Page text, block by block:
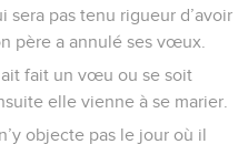
sera pas tenu rigueur d’avoir
père a annulé ses vœux.
ait fait un vœu ou se soit
elle vienne à se marier.
objecte pas le jour où il